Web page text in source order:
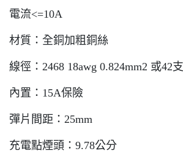
電流<=10A
材質：全銅加粗銅絲
線徑：2468 18awg 0.824mm2 或42
內置：15A保險
彈片間距：25mm
充電點煙頭：9.78公分